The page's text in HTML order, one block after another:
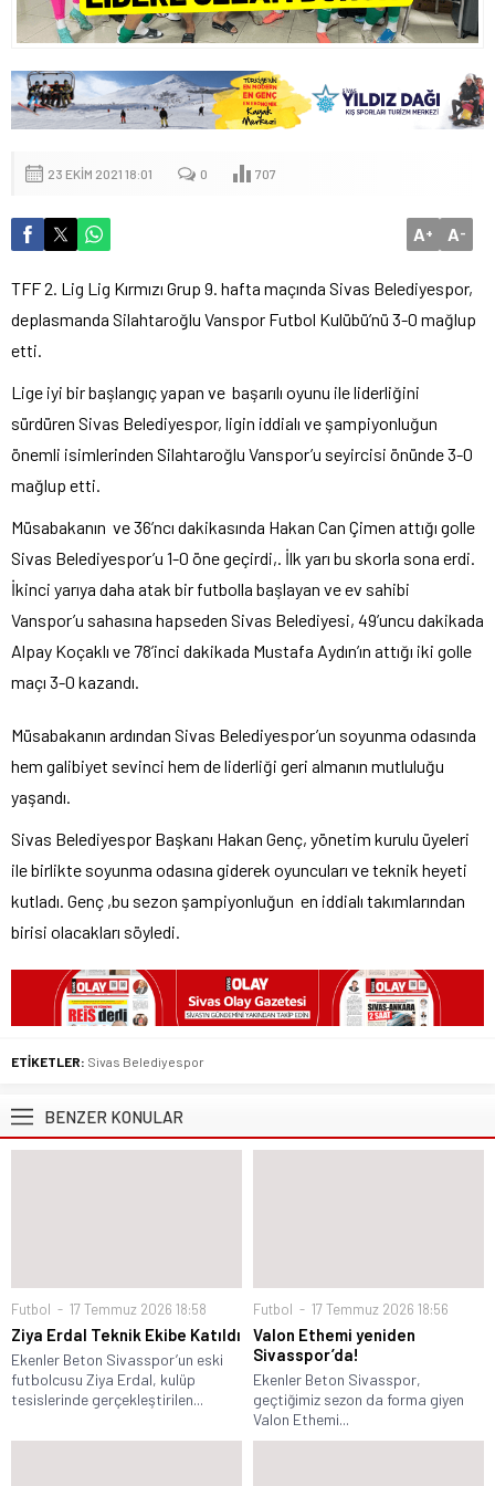
23 EKIM 2021 18:01 0 707
A+ A-
TFF 2. Lig Lig Kırmızı Grup 9. hafta maçında Sivas Belediyespor,
deplasmanda Silahtaroğlu Vanspor Futbol Kulübü’nü 3-0 mağlup
etti.
Lige iyi bir başlangıç yapan ve başarılı oyunu ile liderliğini
sürdüren Sivas Belediyespor, ligin iddialı ve şampiyonluğun
önemli isimlerinden Silahtaroğlu Vanspor’u seyircisi önünde 3-0
mağlup etti.
Müsabakanın ve 36’ncı dakikasında Hakan Can Çimen attığı golle
Sivas Belediyespor’u 1-0 öne geçirdi,. İlk yarı bu skorla sona erdi.
İkinci yarıya daha atak bir futbolla başlayan ve ev sahibi
Vanspor’u sahasına hapseden Sivas Belediyesi, 49’uncu dakikada
Alpay Koçaklı ve 78’inci dakikada Mustafa Aydın’ın attığı iki golle
maçı 3-0 kazandı.
Müsabakanın ardından Sivas Belediyespor’un soyunma odasında
hem galibiyet sevinci hem de liderliği geri almanın mutluluğu
yaşandı.
Sivas Belediyespor Başkanı Hakan Genç, yönetim kurulu üyeleri
ile birlikte soyunma odasına giderek oyuncuları ve teknik heyeti
kutladı. Genç ,bu sezon şampiyonluğun en iddialı takımlarından
birisi olacakları söyledi.
ETİKETLER: Sivas Belediyespor
BENZER KONULAR
Futbol 17 Temmuz 2026 18:58
Ziya Erdal Teknik Ekibe Katıldı
Ekenler Beton Sivasspor’un eski
futbolcusu Ziya Erdal, kulüp
tesislerinde gerçekleştirilen...
Futbol 17 Temmuz 2026 18:56
Valon Ethemi yeniden
Sivasspor’da!
Ekenler Beton Sivasspor,
geçtiğimiz sezon da forma giyen
Valon Ethemi...